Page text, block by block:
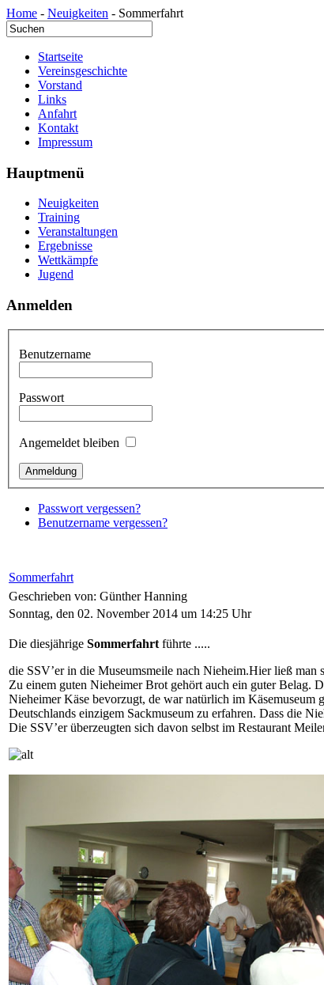
Home - Neuigkeiten - Sommerfahrt
Startseite
Vereinsgeschichte
Vorstand
Links
Anfahrt
Kontakt
Impressum
Hauptmenü
Neuigkeiten
Training
Veranstaltungen
Ergebnisse
Wettkämpfe
Jugend
Anmelden
Benutzername
Passwort
Angemeldet bleiben
Passwort vergessen?
Benutzername vergessen?
Sommerfahrt
Geschrieben von: Günther Hanning
Sonntag, den 02. November 2014 um 14:25 Uhr
Die diesjährige Sommerfahrtführte .....
die SSV’er in die Museumsmeile nach Nieheim.Hier ließ
Zu einem guten Nieheimer Brot gehört auch ein guter Belag.
Nieheimer Käse bevorzugt, de war natürlich im Käsemuseum
Deutschlands einzigem Sackmuseum zu erfahren. Dass die
Die SSV’er überzeugten sich davon selbst im Restaurant